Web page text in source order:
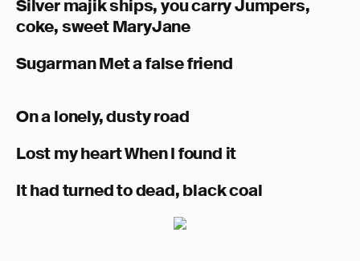
Silver majik ships, you carry Jumpers,
coke, sweet MaryJane
Sugarman Met a false friend
On a lonely, dusty road
Lost my heart When I found it
It had turned to dead, black coal